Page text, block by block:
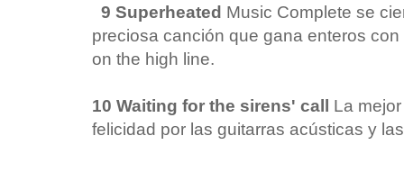
9 Superheated Music Complete se
preciosa canción que gana enteros
on the high line.
10 Waiting for the sirens' call La
felicidad por las guitarras acústicas y